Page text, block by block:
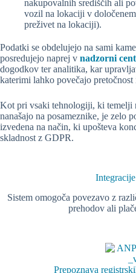
nakupovalnih središčih ali
vozil na lokaciji v
preživet na lokaciji).
Podatki se obdelujejo na sami
posredujejo naprej v nadzorni
dogodkov ter analitika, kar
katerimi lahko povečajo pretočnost
Kot pri vsaki tehnologiji, ki temelji
nanašajo na posameznike, je zelo
izvedena na način, ki upošteva
skladnost z GDPR.
Sistem omogoča povezavo z
prehodov ali
Prepoznava